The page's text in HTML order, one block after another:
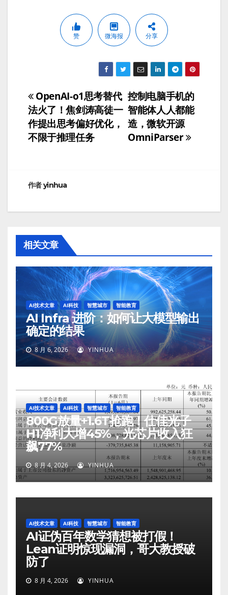
赞 微海报 分享
文
章
导
控制电脑手机的
智能体人人都能
造，微软开源
OmniParser
OpenAI-o1思考替代
法火了！焦剑涛高徒一
作提出思考偏好优化，
不限于推理任务
作者yinhua
相关文章
AI技术文章 AI科技 智慧城市 智能教育
AI Infra 进阶：如何让大模型输出
确定的结果
8 月 6, 2026 YINHUA
AI技术文章 AI科技 智慧城市 智能教育
800G放量+1.6T抢跑！仕佳光子
H1净利大增45%，光芯片收入狂
飙77%
8 月 4, 2026 YINHUA
AI技术文章 AI科技 智慧城市 智能教育
AI证伪百年数学猜想被打假！
Lean证明惊现漏洞，哥大教授破
防了
8 月 4, 2026 YINHUA